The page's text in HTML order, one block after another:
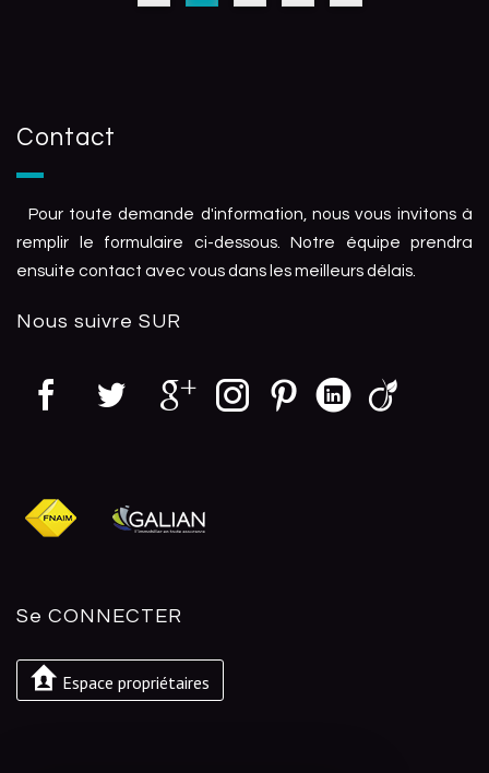
Contact
Pour toute demande d'information, nous vous invitons à
remplir le formulaire ci-dessous. Notre équipe prendra
ensuite contact avec vous dans les meilleurs délais.
Nous suivre SUR
Se CONNECTER
Espace propriétaires